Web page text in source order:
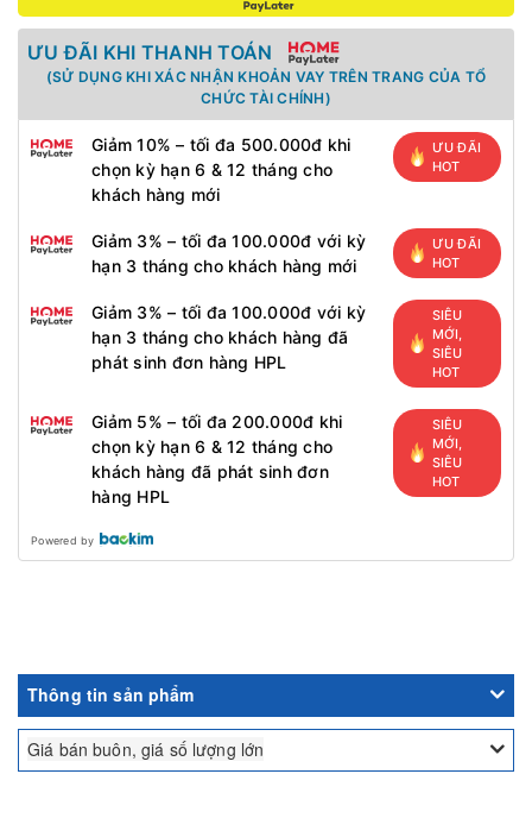
ƯU ĐÃI KHI THANH TOÁN
(SỬ DỤNG KHI XÁC NHẬN KHOẢN VAY TRÊN TRANG CỦA TỔ
CHỨC TÀI CHÍNH)
Giảm 10% – tối đa 500.000đ khi
chọn kỳ hạn 6 & 12 tháng cho
khách hàng mới
ƯU ĐÃI
HOT
Giảm 3% – tối đa 100.000đ với kỳ
hạn 3 tháng cho khách hàng mới
ƯU ĐÃI
HOT
Giảm 3% – tối đa 100.000đ với kỳ
hạn 3 tháng cho khách hàng đã
phát sinh đơn hàng HPL
SIÊU
MỚI,
SIÊU
HOT
Giảm 5% – tối đa 200.000đ khi
chọn kỳ hạn 6 & 12 tháng cho
khách hàng đã phát sinh đơn
hàng HPL
SIÊU
MỚI,
SIÊU
HOT
Powered by
Thông tin sản phẩm
Giá bán buôn, giá số lượng lớn